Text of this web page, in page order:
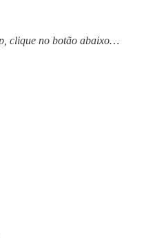
clique no botão abaixo…